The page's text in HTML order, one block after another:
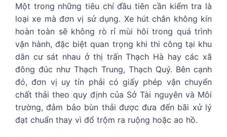
Một trong những tiêu chí đầu tiên cần kiểm tra là
loại xe mà đơn vị sử dụng. Xe hút chân không kín
hoàn toàn sẽ không rò rỉ mùi hôi trong quá trình
vận hành, đặc biệt quan trọng khi thi công tại khu
dân cư sát nhau ở thị trấn Thạch Hà hay các xã
đông đúc như Thạch Trung, Thạch Quý. Bên cạnh
đó, đơn vị uy tín phải có giấy phép vận chuyển
chất thải theo quy định của Sở Tài nguyên và Môi
trường, đảm bảo bùn thải được đưa đến bãi xử lý
đạt chuẩn thay vì đổ trộm ra ruộng hoặc ao hồ.